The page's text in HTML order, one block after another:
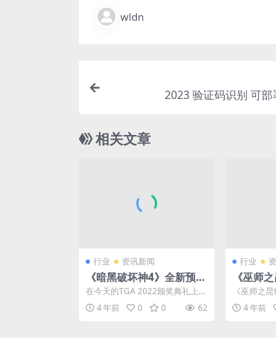
wldn
2023 验证码识别 可
相关文章
行业 资讯新闻
《暗黑破坏神4》全新预告
公布 2023年6月6日正式
发售
在今天的TGA 2022颁奖典礼上，
暴雪的《暗黑破坏神4》公布了一
段演出和全新预...
4 年前 0 0 62
行业
《巫师
后将停
运营
《巫师之
列衍生出
CDPR官方
4 年前